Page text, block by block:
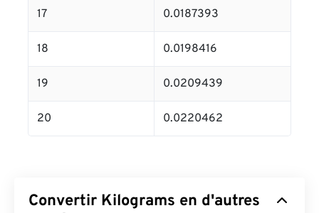
17 0.0187393
18 0.0198416
19 0.0209439
20 0.0220462
Convertir Kilograms en d'autres